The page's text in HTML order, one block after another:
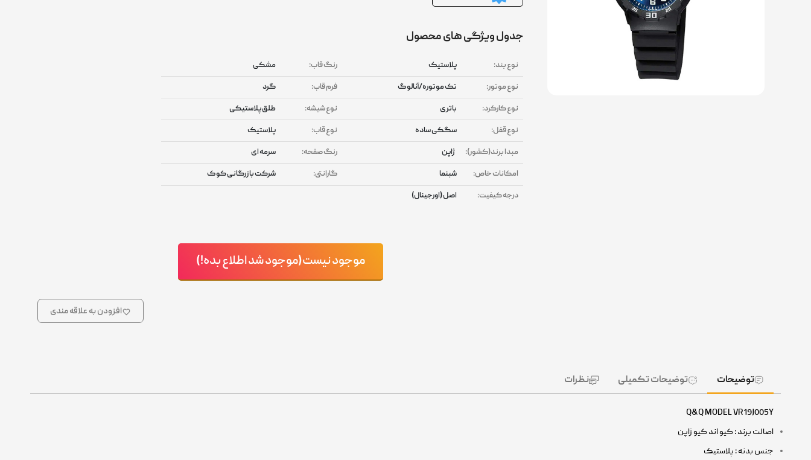
جدول ویژگی های محصول
نوع بند: پلاستیک رنگ قاب:
مشکی
نوع موتور:
تک موتوره/آنالوگ فرم قاب:
گرد
نوع کارکرد:
باتری نوع شیشه:
طلق پلاستیکی
نوع قفل:
سگکی ساده نوع قاب:
پلاستیک
مبدا برند(کشور):
ژاپن رنگ صفحه:
سرمه ای
امکانات خاص:
شبنما گارانتی:
شرکت بازرگانی کوک
درجه کیفیت:
اصل (اورجینال)
موجود نیست(موجود شد اطلاع بده!)
افزودن به علاقه مندی
توضیحات توضیحات تکمیلی نظرات
Q&Q MODEL VR19J005Y
اصالت برند : کیو اند کیو ژاپن
جنس بدنه : پلاستیک